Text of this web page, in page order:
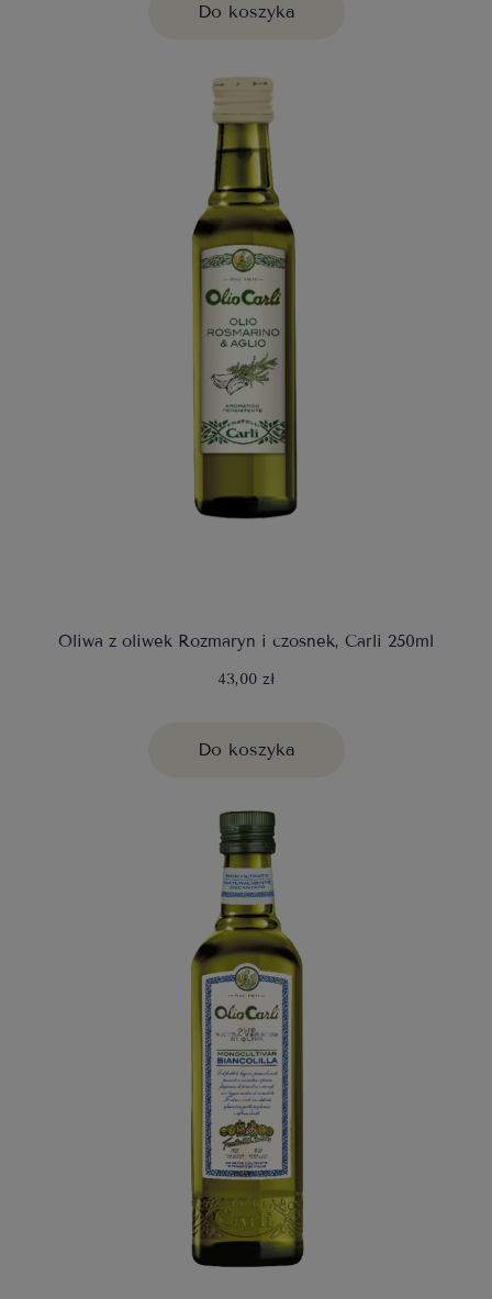
Do koszyka
Oliwa z oliwek Rozmaryn i czosnek, Carli 250ml
43,00 zł
Do koszyka